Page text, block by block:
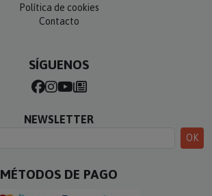
Política de cookies
Contacto
SÍGUENOS
NEWSLETTER
OK
MÉTODOS DE PAGO